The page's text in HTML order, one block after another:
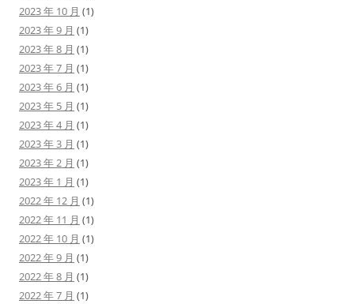
2023 年 10 月 (1)
2023 年 9 月 (1)
2023 年 8 月 (1)
2023 年 7 月 (1)
2023 年 6 月 (1)
2023 年 5 月 (1)
2023 年 4 月 (1)
2023 年 3 月 (1)
2023 年 2 月 (1)
2023 年 1 月 (1)
2022 年 12 月 (1)
2022 年 11 月 (1)
2022 年 10 月 (1)
2022 年 9 月 (1)
2022 年 8 月 (1)
2022 年 7 月 (1)